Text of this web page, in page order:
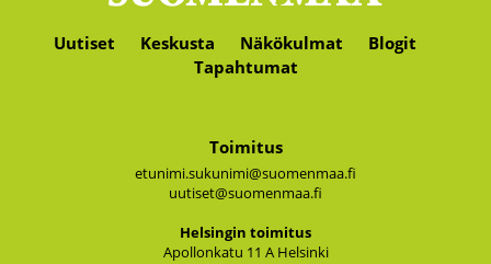
Uutiset Keskusta Näkökulmat
Blogit
Tapahtumat
Toimitus
etunimi.sukunimi@suomenmaa.fi
uutiset@suomenmaa.fi
Hel­sin­gin toi­mi­tus
Apol­lon­ka­tu 11 A Hel­sin­ki